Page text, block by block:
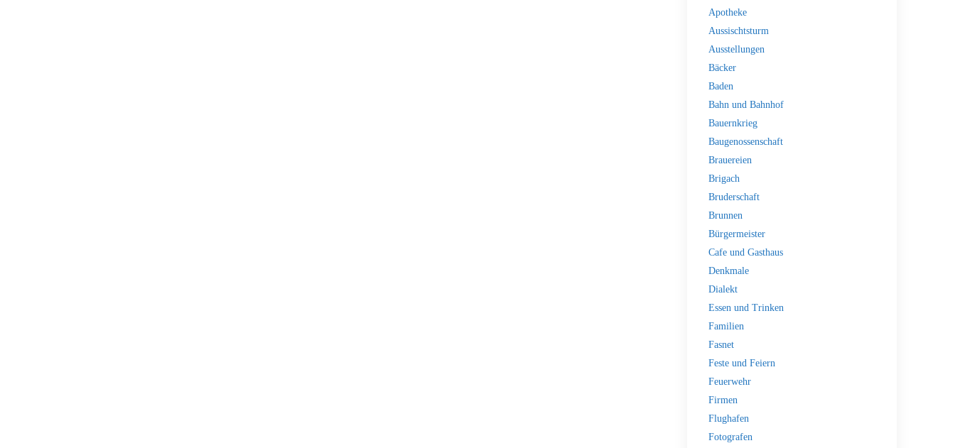
Apotheke
Aussischtsturm
Ausstellungen
Bäcker
Baden
Bahn und Bahnhof
Bauernkrieg
Baugenossenschaft
Brauereien
Brigach
Bruderschaft
Brunnen
Bürgermeister
Cafe und Gasthaus
Denkmale
Dialekt
Essen und Trinken
Familien
Fasnet
Feste und Feiern
Feuerwehr
Firmen
Flughafen
Fotografen